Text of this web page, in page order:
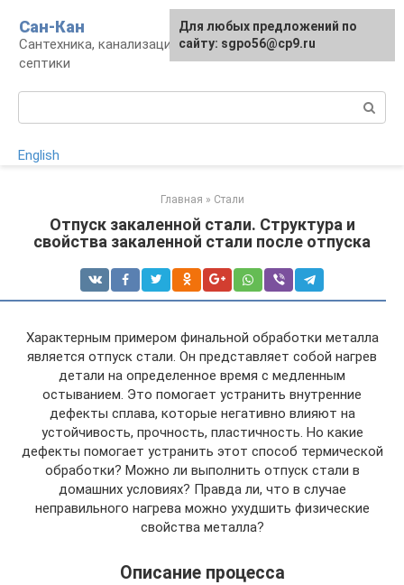
контенту
Сан-Кан
Сантехника, канализация, водопровод,
септики
English
Главная » Стали
Отпуск закаленной стали. Структура и
свойства закаленной стали после отпуска
Характерным примером финальной обработки металла
является отпуск стали. Он представляет собой нагрев
детали на определенное время с медленным
остыванием. Это помогает устранить внутренние
дефекты сплава, которые негативно влияют на
устойчивость, прочность, пластичность. Но какие
дефекты помогает устранить этот способ термической
обработки? Можно ли выполнить отпуск стали в
домашних условиях? Правда ли, что в случае
неправильного нагрева можно ухудшить физические
свойства металла?
Описание процесса
Для любых предложений по
сайту: sgpo56@cp9.ru